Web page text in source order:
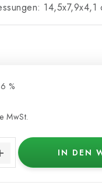
14,5x7,9x4,1
%
MwSt.
IN DEN